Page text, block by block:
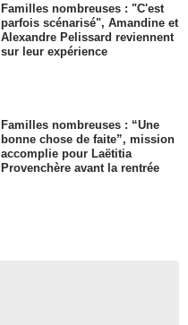
Familles nombreuses : "C'est
parfois scénarisé", Amandine et
Alexandre Pelissard reviennent
sur leur expérience
Familles nombreuses : “Une
bonne chose de faite”, mission
accomplie pour Laëtitia
Provenchère avant la rentrée